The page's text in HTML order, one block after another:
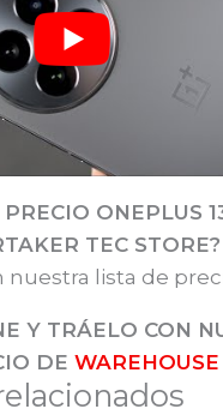
ONEPLUS
TEC STORE?
nuestra lista de
Y TRÁELO CON
DE WAREHOUSE